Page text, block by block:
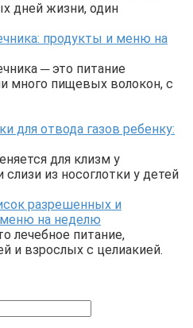
дней жизни, один
продукты и меню на
─ это питание
много пищевых волокон, с
для отвода газов ребенку:
для клизм у
слизи из носоглотки у детей
разрешенных и
на неделю
лечебное питание,
и взрослых с целиакией.